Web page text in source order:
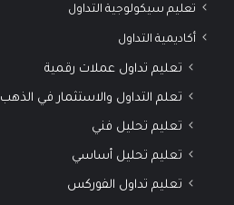
تعليم سيكولوجية التداول
أكاديمية التداول
تعليم تداول عملات رقمية
تعلم التداول والاستثمار في الذهب
تعليم تحليل فني
تعليم تحليل أساسي
تعليم تداول الفوركس